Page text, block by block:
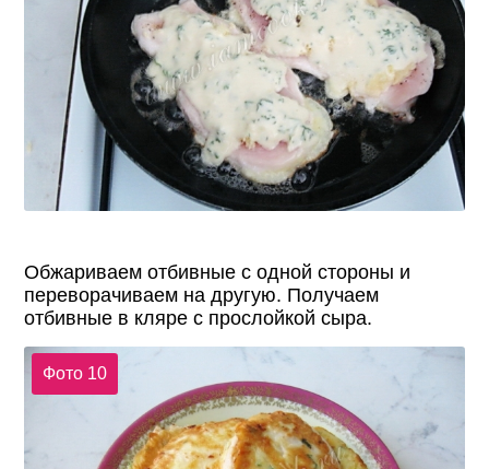
Обжариваем отбивные с одной стороны и
переворачиваем на другую. Получаем
отбивные в кляре с прослойкой сыра.
Фото 10